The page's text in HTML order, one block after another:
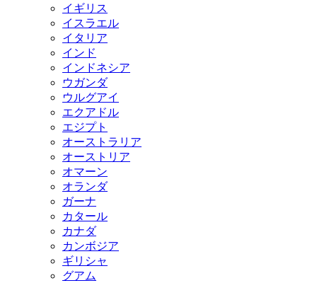
イギリス
イスラエル
イタリア
インド
インドネシア
ウガンダ
ウルグアイ
エクアドル
エジプト
オーストラリア
オーストリア
オマーン
オランダ
ガーナ
カタール
カナダ
カンボジア
ギリシャ
グアム